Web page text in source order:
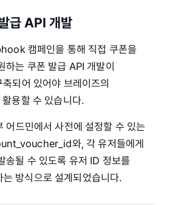
급 API 개발
캠페인을 통해 직접 쿠폰을
하는 쿠폰 발급 API 개발이
되어 있어야 브레이즈의
용할 수 있습니다.
어드민에서 사전에 설정할 수 있는
와, 각 유저들에게
송될 수 있도록 유저 ID 정보를
방식으로 설계되었습니다.